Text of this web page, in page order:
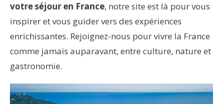
votre séjour en France, notre site est là pour vous
inspirer et vous guider vers des expériences
enrichissantes. Rejoignez-nous pour vivre la France
comme jamais auparavant, entre culture, nature et
gastronomie.